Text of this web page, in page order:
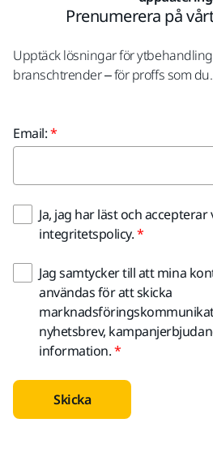
Prenumerera på
Upptäck lösningar för
branschtrender – för proffs som du.
Email:
Ja, jag har läst och
integritetspolicy.
Jag samtycker till att mina
användas för att skicka
nyhetsbrev,
information.
Skicka